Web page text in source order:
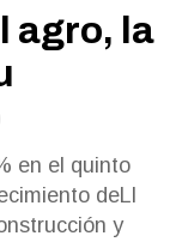
agro, la
en el quinto
deLl
y